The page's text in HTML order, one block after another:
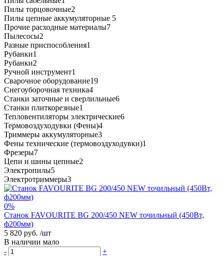
Пилы торцовочные2
Пилы цепные аккумуляторные 5
Прочие расходные материалы7
Пылесосы2
Разные приспособления1
Рубанки1
Рубанки2
Ручной инструмент1
Сварочное оборудование19
Снегоуборочная техника4
Станки заточные и сверлильные6
Станки плиткорезные1
Тепловентиляторы электрические6
Термовоздуходувки (Фены)4
Триммеры аккумуляторные3
Фены технические (термовоздуходувки)1
Фрезеры7
Цепи и шины цепные2
Электропилы5
Электротриммеры3
0%
Станок FAVOURITE BG 200/450 NEW точильный (450Вт,
ф200мм)
5 820 руб. /шт
В наличии мало
-
+